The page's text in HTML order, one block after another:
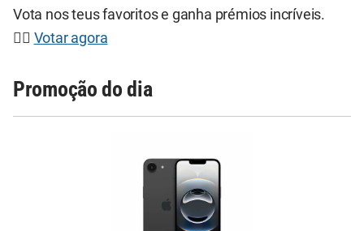
Vota nos teus favoritos e ganha prémios incríveis.
👉🏻 Votar agora
Promoção do dia